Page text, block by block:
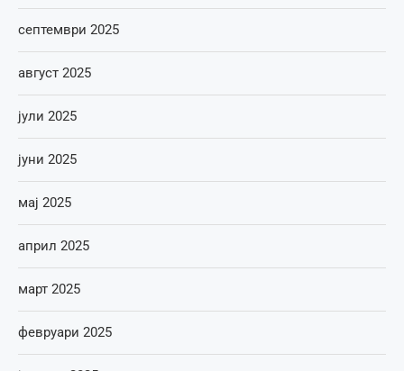
септември 2025
август 2025
јули 2025
јуни 2025
мај 2025
април 2025
март 2025
февруари 2025